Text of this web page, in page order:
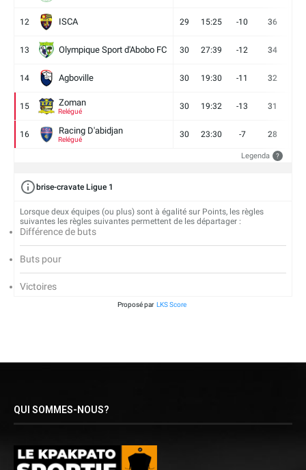
12 ISCA 29 15:25 -10 36
13 Olympique Sport d'Abobo FC 30 27:39 -12 34
14 Agboville 30 19:30 -11 32
15 Zoman
Relégué
30 19:32 -13 31
16 Racing D'abidjan
Relégué
30 23:30 -7 28
Legenda ?
brise-cravate Ligue 1
Lorsque deux équipes (ou plus) sont à égalité sur Points, les règles
suivantes les règles suivantes permettent de les départager :
Différence de buts
Buts pour
Victoires
Proposé par LKS Score
QUI SOMMES-NOUS?